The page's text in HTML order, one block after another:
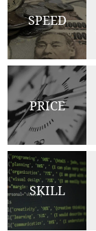
SPEED
PRICE
SKILL